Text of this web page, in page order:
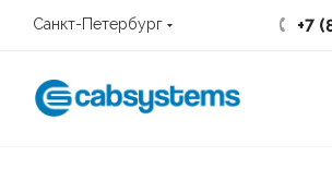
Санкт-Петербург +7